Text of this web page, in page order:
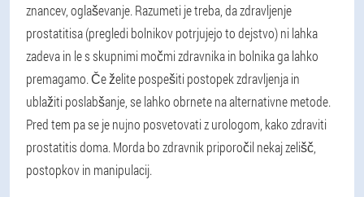
znancev, oglaševanje. Razumeti je treba, da zdravljenje
prostatitisa (pregledi bolnikov potrjujejo to dejstvo) ni lahka
zadeva in le s skupnimi močmi zdravnika in bolnika ga lahko
premagamo. Če želite pospešiti postopek zdravljenja in
ublažiti poslabšanje, se lahko obrnete na alternativne metode.
Pred tem pa se je nujno posvetovati z urologom, kako zdraviti
prostatitis doma. Morda bo zdravnik priporočil nekaj zelišč,
postopkov in manipulacij.